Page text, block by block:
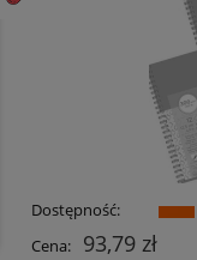
Dostępność:
Cena:
93,79 zł